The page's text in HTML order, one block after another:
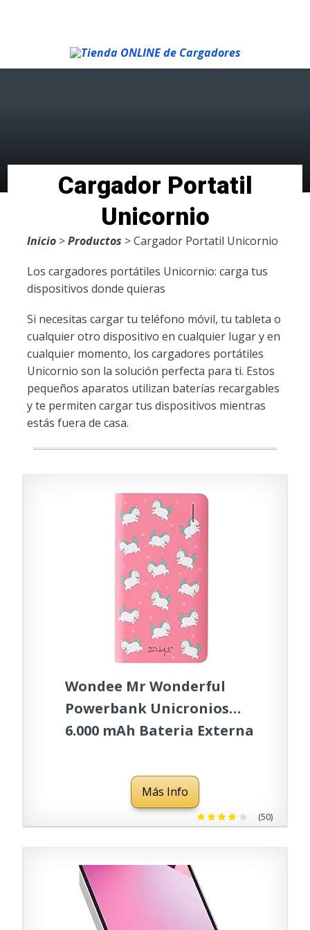
Cargador Portatil
Unicornio
Inicio>Productos > Cargador Portatil Unicornio
Los cargadores portátiles Unicornio: carga tus
dispositivos donde quieras
Si necesitas cargar tu teléfono móvil, tu tableta o
cualquier otro dispositivo en cualquier lugar y en
cualquier momento, los cargadores portátiles
Unicornio son la solución perfecta para ti. Estos
pequeños aparatos utilizan baterías recargables
y te permiten cargar tus dispositivos mientras
estás fuera de casa.
Wondee Mr Wonderful
Powerbank Unicronios
6.000 mAh Bateria Externa
y Dos Puertos USB, Bateria
Portatil para telefono
movil 13 12 11 X Pro MAX
Más Info
(50)